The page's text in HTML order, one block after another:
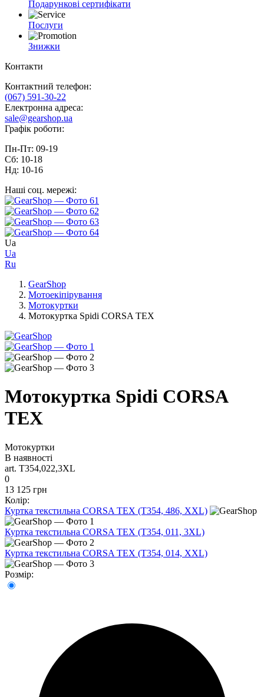
Подарункові сертифікати
Послуги
Знижки
Контакти
Контактний телефон:
(067) 591-30-22
Електронна адреса:
sale@gearshop.ua
Графік роботи:
Пн-Пт: 09-19
Сб: 10-18
Нд: 10-16
Наші соц. мережі:
Ua
Ua
Ru
GearShop
Мотоекіпірування
Мотокуртки
Мотокуртка Spidi CORSA TEX
Мотокуртка Spidi CORSA
TEX
Мотокуртки
В наявності
art. T354,022,3XL
0
13 125 грн
Колір:
Куртка текстильна CORSA TEX (T354, 486, XXL)
Куртка текстильна CORSA TEX (T354, 011, 3XL)
Куртка текстильна CORSA TEX (T354, 014, XXL)
Розмір: